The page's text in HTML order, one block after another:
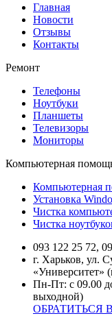
Главная
Новости
Отзывы
Контакты
Ремонт
Телефоны
Ноутбуки
Планшеты
Телевизоры
Мониторы
Компьютерная
Компьютерная
Установка
Чистка
Чистка
093 122 25 72,
г. Харьков, ул.
«Университет»
Пн-Пт: с 09.00
выходной)
ОБРАТИТЬСЯ